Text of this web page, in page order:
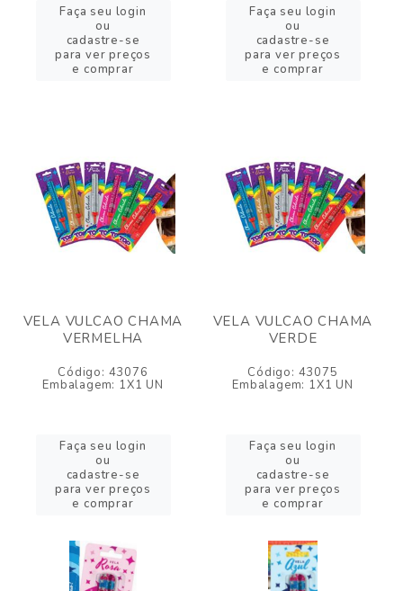
Faça seu login
ou
cadastre-se
para ver preços
e comprar
Faça seu login
ou
cadastre-se
para ver preços
e comprar
VELA VULCAO CHAMA
VERMELHA
Código: 43076
Embalagem: 1X1 UN
Faça seu login
ou
cadastre-se
para ver preços
e comprar
VELA VULCAO CHAMA
VERDE
Código: 43075
Embalagem: 1X1 UN
Faça seu login
ou
cadastre-se
para ver preços
e comprar